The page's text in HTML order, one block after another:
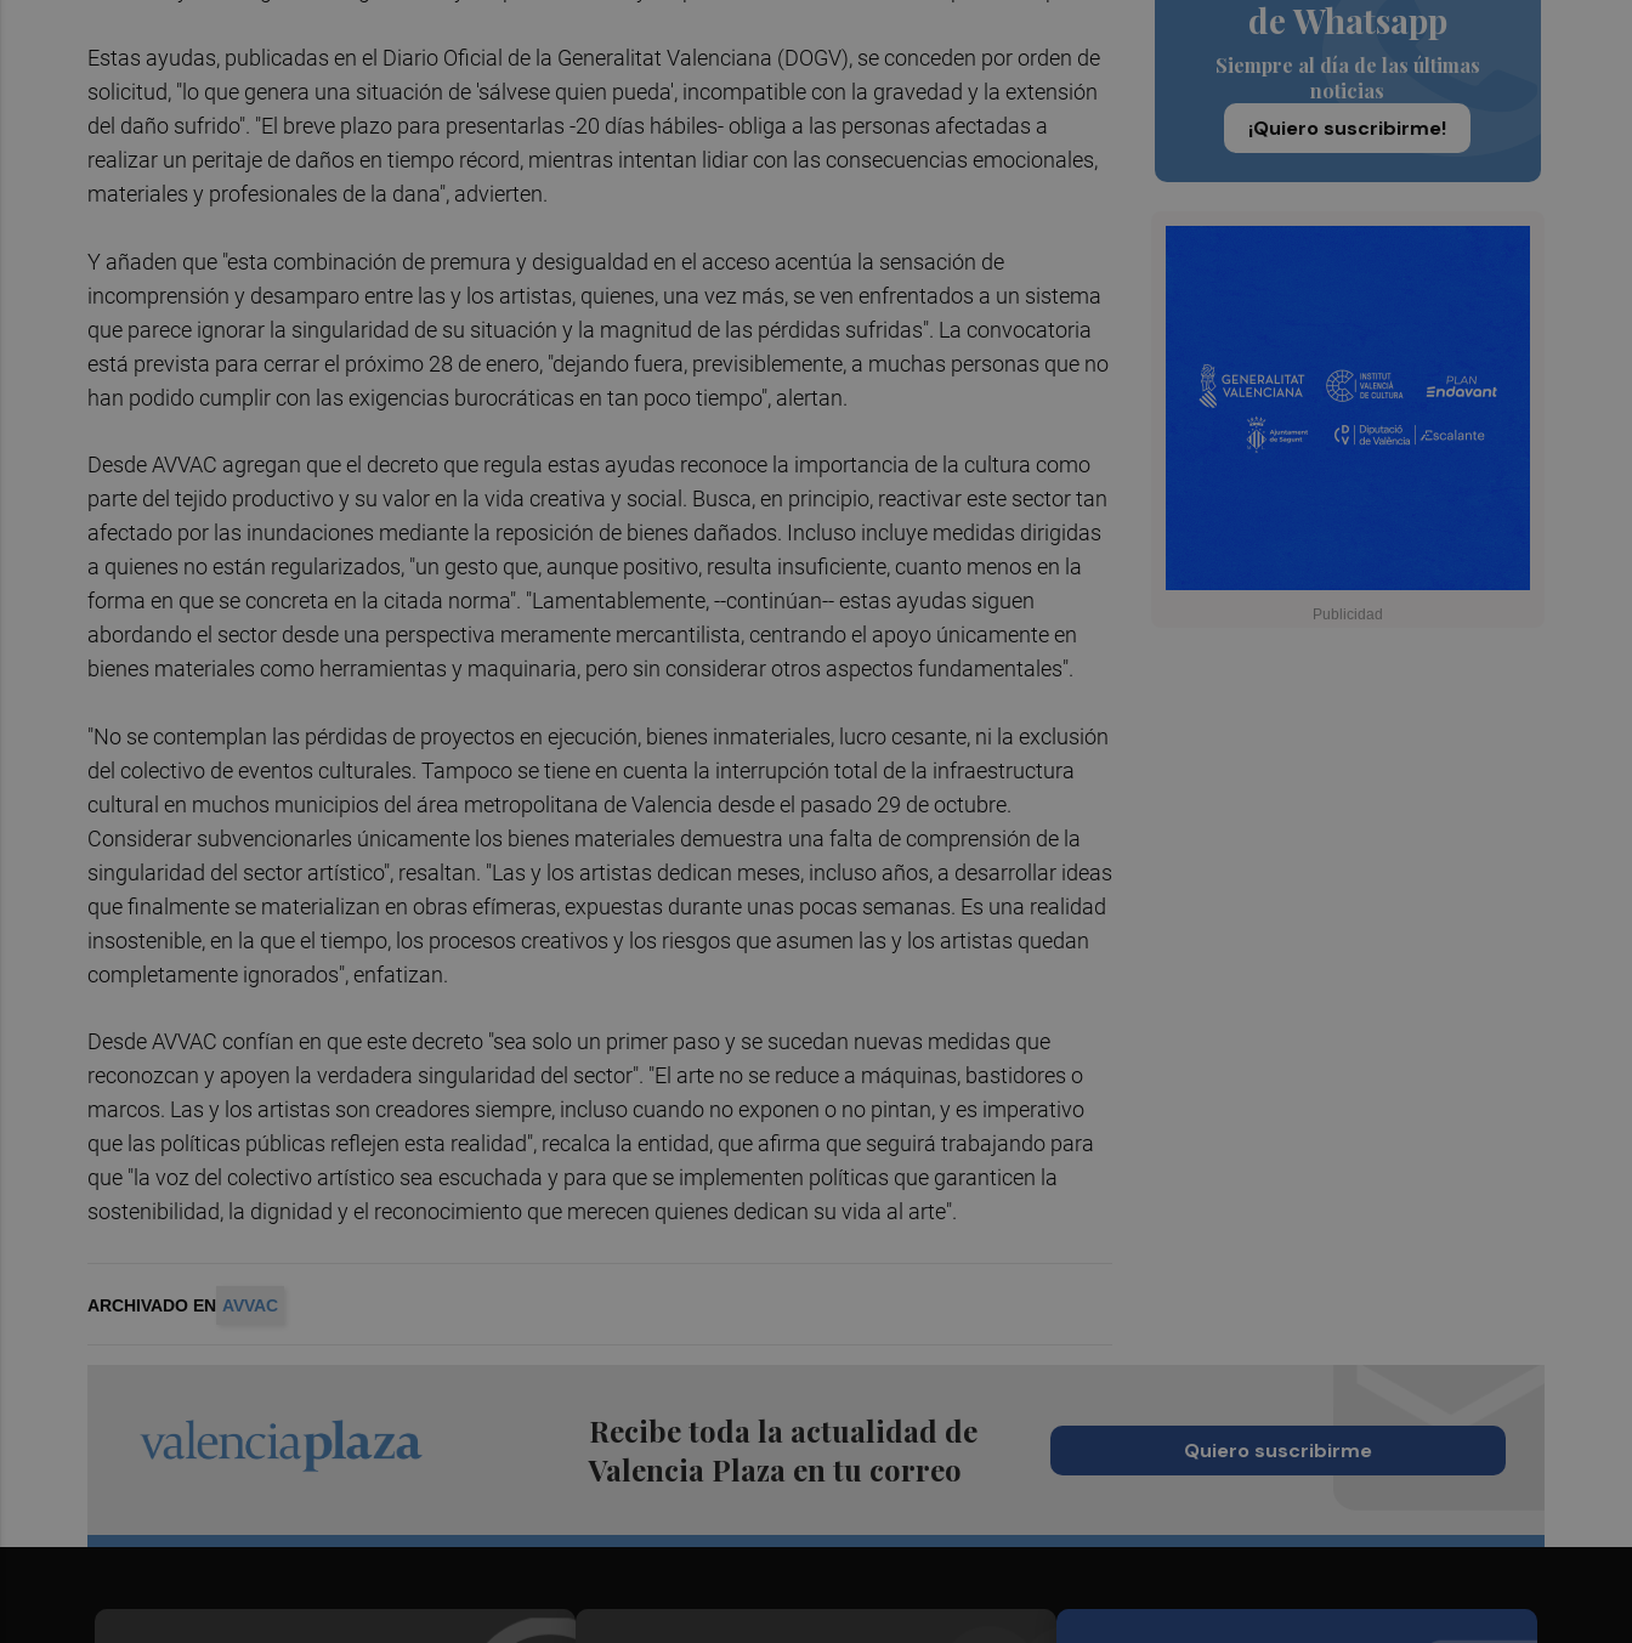
de Whatsapp
Siempre al día de las últimas
noticias
¡Quiero suscribirme!
Estas ayudas, publicadas en el Diario Oficial de la Generalitat Valenciana (DOGV), se conceden por orden de
solicitud, "lo que genera una situación de 'sálvese quien pueda', incompatible con la gravedad y la extensión
del daño sufrido". "El breve plazo para presentarlas -20 días hábiles- obliga a las personas afectadas a
realizar un peritaje de daños en tiempo récord, mientras intentan lidiar con las consecuencias emocionales,
materiales y profesionales de la dana", advierten.
Y añaden que "esta combinación de premura y desigualdad en el acceso acentúa la sensación de
incomprensión y desamparo entre las y los artistas, quienes, una vez más, se ven enfrentados a un sistema
que parece ignorar la singularidad de su situación y la magnitud de las pérdidas sufridas". La convocatoria
está prevista para cerrar el próximo 28 de enero, "dejando fuera, previsiblemente, a muchas personas que no
han podido cumplir con las exigencias burocráticas en tan poco tiempo", alertan.
Desde AVVAC agregan que el decreto que regula estas ayudas reconoce la importancia de la cultura como
parte del tejido productivo y su valor en la vida creativa y social. Busca, en principio, reactivar este sector tan
afectado por las inundaciones mediante la reposición de bienes dañados. Incluso incluye medidas dirigidas
a quienes no están regularizados, "un gesto que, aunque positivo, resulta insuficiente, cuanto menos en la
forma en que se concreta en la citada norma". "Lamentablemente, --continúan-- estas ayudas siguen
abordando el sector desde una perspectiva meramente mercantilista, centrando el apoyo únicamente en
bienes materiales como herramientas y maquinaria, pero sin considerar otros aspectos fundamentales".
"No se contemplan las pérdidas de proyectos en ejecución, bienes inmateriales, lucro cesante, ni la exclusión
del colectivo de eventos culturales. Tampoco se tiene en cuenta la interrupción total de la infraestructura
cultural en muchos municipios del área metropolitana de Valencia desde el pasado 29 de octubre.
Considerar subvencionarles únicamente los bienes materiales demuestra una falta de comprensión de la
singularidad del sector artístico", resaltan. "Las y los artistas dedican meses, incluso años, a desarrollar ideas
que finalmente se materializan en obras efímeras, expuestas durante unas pocas semanas. Es una realidad
insostenible, en la que el tiempo, los procesos creativos y los riesgos que asumen las y los artistas quedan
completamente ignorados", enfatizan.
Desde AVVAC confían en que este decreto "sea solo un primer paso y se sucedan nuevas medidas que
reconozcan y apoyen la verdadera singularidad del sector". "El arte no se reduce a máquinas, bastidores o
marcos. Las y los artistas son creadores siempre, incluso cuando no exponen o no pintan, y es imperativo
que las políticas públicas reflejen esta realidad", recalca la entidad, que afirma que seguirá trabajando para
que "la voz del colectivo artístico sea escuchada y para que se implementen políticas que garanticen la
sostenibilidad, la dignidad y el reconocimiento que merecen quienes dedican su vida al arte".
ARCHIVADO EN AVVAC
Recibe toda la actualidad de
Valencia Plaza en tu correo
Quiero suscribirme